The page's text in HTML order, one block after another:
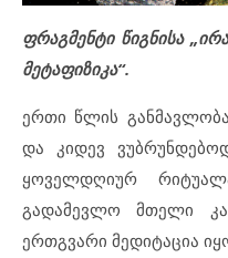
ფრაგმენტი წიგნისა
მეტაფიზიკა“.
ერთი წლის
და კიდევ
ყოველდღიურ
გადამევლო მთელი
ერთგვარი მედიტაცია